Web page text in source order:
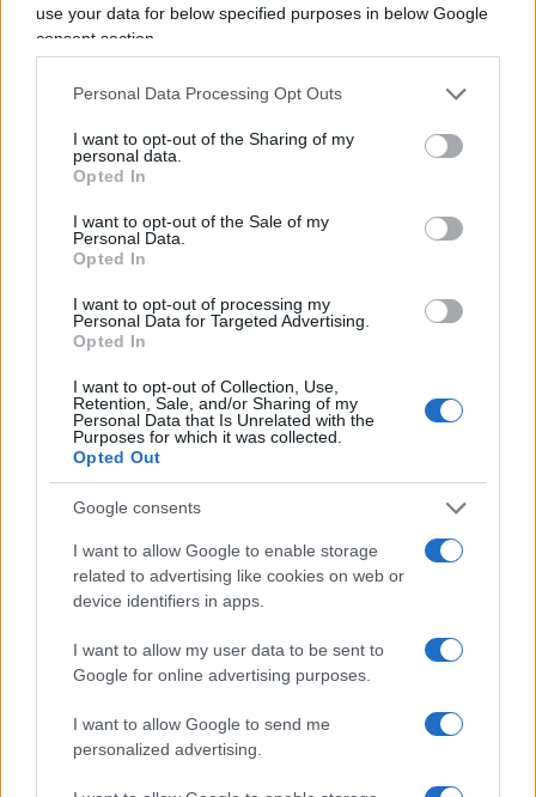
use your data for below specified purposes in below Google
consent section.
Personal Data Processing Opt Outs
I want to opt-out of the Sharing of my
personal data.
Opted In
I want to opt-out of the Sale of my
Personal Data.
Opted In
I want to opt-out of processing my
Personal Data for Targeted Advertising.
Opted In
I want to opt-out of Collection, Use,
Retention, Sale, and/or Sharing of my
Personal Data that Is Unrelated with the
Purposes for which it was collected.
Opted Out
Google consents
I want to allow Google to enable storage
related to advertising like cookies on web or
device identifiers in apps.
I want to allow my user data to be sent to
Google for online advertising purposes.
I want to allow Google to send me
personalized advertising.
quest’anno ha lasciato Celsius insolvente e il 12
giugno aveva congelato prelievi, trasferimenti e
scambi dei clienti.
Già nel mese scorso gli avvocati di Celsius
avevano spinto perché si ricorresse alla procedura
di fallimento, ma i dirigenti nel tentativo di
evitarlo hanno sostituito i suoi consulenti legali,
Alla fine, però, la conclusione è stata la
medesima: il fallimento di Celsius.
La gestione fallimentare statunitense in base al
Capitolo 11 consente a una società di continuare a
operare pur adempiendo ai propri obblighi nei
confronti delle parti indebitate.
Di solito si procede proponendo un piano di
riorganizzazione che deve essere approvato dai
creditori e supervisionato da un team legale.